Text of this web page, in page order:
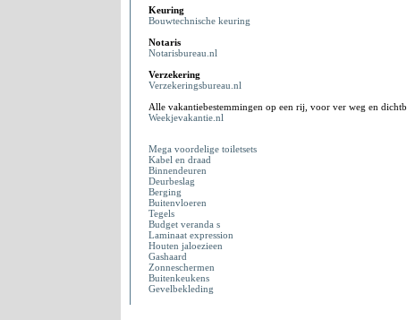
Keuring
Bouwtechnische keuring
Notaris
Notarisbureau.nl
Verzekering
Verzekeringsbureau.nl
Alle vakantiebestemmingen op een rij, voor ver weg en
Weekjevakantie.nl
Mega voordelige toiletsets
Kabel en draad
Binnendeuren
Deurbeslag
Berging
Buitenvloeren
Tegels
Budget veranda s
Laminaat expression
Houten jaloezieen
Gashaard
Zonneschermen
Buitenkeukens
Gevelbekleding